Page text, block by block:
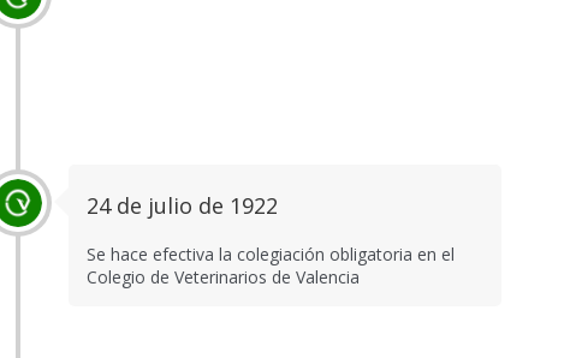
24 de julio de 1922
Se hace efectiva la colegiación obligatoria en el
Colegio de Veterinarios de Valencia